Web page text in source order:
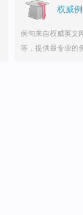
权威
例句来自权威英文
等，提供最专业的